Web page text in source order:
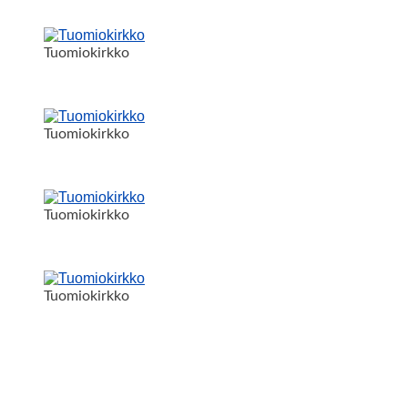
Tuomiokirkko
Tuomiokirkko
Tuomiokirkko
Tuomiokirkko